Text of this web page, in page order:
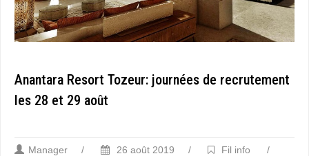
Anantara Resort Tozeur: journées de recrutement
les 28 et 29 août
Manager / 26 août 2019 / Fil info
/